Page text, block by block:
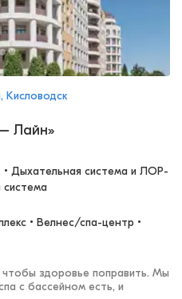
Кисловодск
Лайн»
Дыхательная система и ЛОР-
система
• Велнес/спа-центр •
здоровье поправить. Мы
с бассейном есть, и